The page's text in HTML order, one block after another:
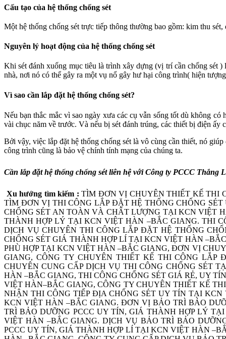
Cấu tạo của hệ thống chống sét
Một hệ thống chống sét trực tiếp thông thường bao gồm: kim thu
Nguyên lý hoạt động của hệ thống chống sét
Khi sét đánh xuống mục tiêu là trình xây dựng (vị trí cần chống sét
nhà, nơi nó có thể gây ra một vụ nổ gây hư hại công trình( hiện
Vì sao cần lắp đặt hệ thống chống sét?
Nếu bạn thắc mắc vì sao ngày xưa các cụ vẫn sống tốt dù không
vài chục năm về trước. Và nếu bị sét đánh trúng, các thiết bị điện
Bởi vậy, việc lắp đặt hệ thống chống sét là vô cùng cần thiết, nó
công trình cũng là bảo vệ chính tính mạng của chúng ta.
Cần lắp đặt hệ thống chống sét liên hệ với Công ty PCCC Thắng
Xu hướng tìm kiếm :TÌM ĐƠN VỊ CHUYÊN THIẾT KẾ THI
TÌM ĐƠN VỊ THI CÔNG LẮP ĐẶT HỆ THỐNG CHỐNG
CHỐNG SÉT AN TOÀN VÀ CHẤT LƯỢNG TẠI KCN VIỆT
THÀNH HỢP LÝ TẠI KCN VIỆT HÀN –BẮC GIANG. THI
DỊCH VỤ CHUYÊN THI CÔNG LẮP ĐẶT HỆ THỐNG
CHỐNG SÉT GIÁ THÀNH HỢP LÍ TẠI KCN VIỆT HÀN
PHÙ HỢP TẠI KCN VIỆT HÀN –BẮC GIANG, ĐƠN VỊ
GIANG, CÔNG TY CHUYÊN THIẾT KẾ THI CÔNG
CHUYÊN CUNG CẤP DỊCH VỤ THI CÔNG CHỐNG SÉT
HÀN –BẮC GIANG, THI CÔNG CHỐNG SÉT GIÁ RẺ, UY
VIỆT HÀN–BẮC GIANG, CÔNG TY CHUYÊN THIẾT KẾ
NHẬN THI CÔNG TIẾP ĐỊA CHỐNG SÉT UY TÍN TẠI
KCN VIỆT HÀN –BẮC GIANG. ĐƠN VỊ BẢO TRÌ BẢO
TRÌ BẢO DƯỠNG PCCC UY TÍN, GIÁ THÀNH HỢP LÝ
VIỆT HÀN –BẮC GIANG. DỊCH VỤ BẢO TRÌ BẢO
PCCC UY TÍN, GIÁ THÀNH HỢP LÍ TẠI KCN VIỆT HÀN